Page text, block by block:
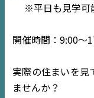
※平日も見学可
開催時間：9:00〜
実際の住まいを見
ませんか？